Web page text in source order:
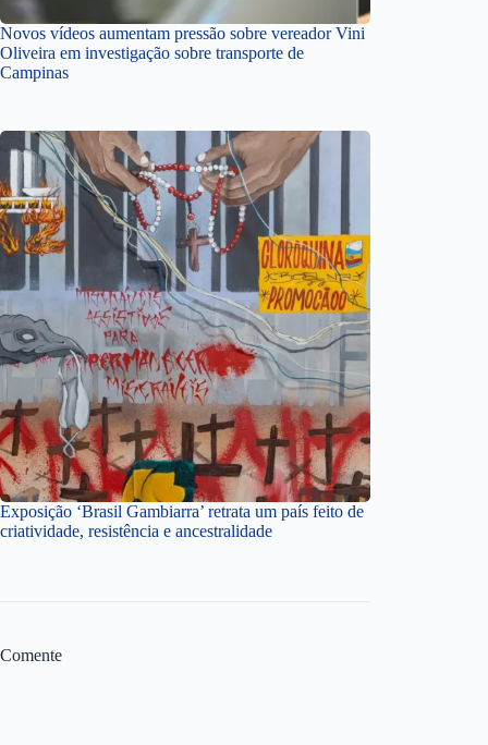
Novos vídeos aumentam pressão sobre vereador Vini
Oliveira em investigação sobre transporte de
Campinas
Exposição ‘Brasil Gambiarra’ retrata um país feito de
criatividade, resistência e ancestralidade
Comente